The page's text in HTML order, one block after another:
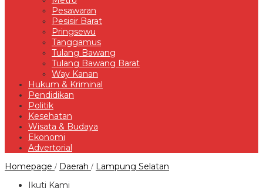
Pesawaran
Pesisir Barat
Pringsewu
Tanggamus
Tulang Bawang
Tulang Bawang Barat
Way Kanan
Hukum & Kriminal
Pendidikan
Politik
Kesehatan
Wisata & Budaya
Ekonomi
Advertorial
Homepage / Daerah / Lampung Selatan
Ikuti Kami